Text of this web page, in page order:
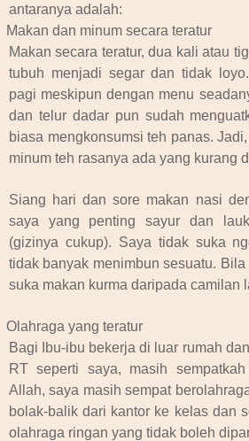
antaranya adalah:
Makan dan minum secara teratur
Makan secara teratur, dua kali atau
tubuh menjadi segar dan tidak
pagi meskipun dengan menu
dan telur dadar pun sudah
biasa mengkonsumsi teh panas.
minum teh rasanya ada yang kurang
Siang hari dan sore makan nasi
saya yang penting sayur dan
(gizinya cukup). Saya tidak suka
tidak banyak menimbun sesuatu.
suka makan kurma daripada camilan
Olahraga yang teratur
Bagi Ibu-ibu bekerja di luar rumah
RT seperti saya, masih
Allah, saya masih sempat
bolak-balik dari kantor ke kelas dan
olahraga ringan yang tidak boleh